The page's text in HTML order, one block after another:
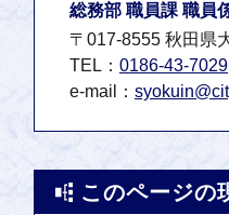
総務部 職員課 職員
〒017-8555 秋田県
TEL： 0186-43-7029
e-mail：
このページの